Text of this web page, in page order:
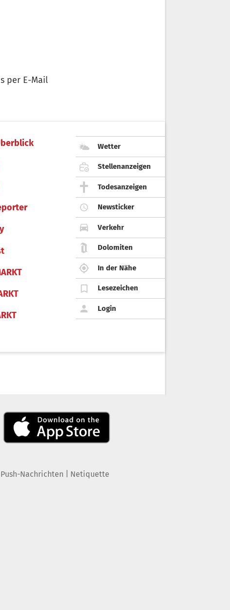
per E-Mail
Wetter
Stellenanzeigen
Todesanzeigen
Newsticker
Verkehr
Dolomiten
In der Nähe
Lesezeichen
Login
Push-Nachrichten Netiquette